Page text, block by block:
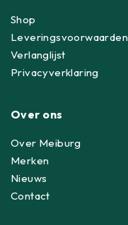
Shop
Leveringsvoorwaarden
Verlanglijst
Privacyverklaring
Over ons
Over Meiburg
Merken
Nieuws
Contact